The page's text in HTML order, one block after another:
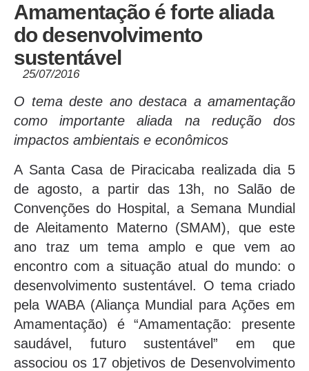
Amamentação é forte aliada
do desenvolvimento
sustentável
25/07/2016
O tema deste ano destaca a amamentação
como importante aliada na redução dos
impactos ambientais e econômicos
A Santa Casa de Piracicaba realizada dia 5
de agosto, a partir das 13h, no Salão de
Convenções do Hospital, a Semana Mundial
de Aleitamento Materno (SMAM), que este
ano traz um tema amplo e que vem ao
encontro com a situação atual do mundo: o
desenvolvimento sustentável. O tema criado
pela WABA (Aliança Mundial para Ações em
Amamentação) é “Amamentação: presente
saudável, futuro sustentável” em que
associou os 17 objetivos de Desenvolvimento